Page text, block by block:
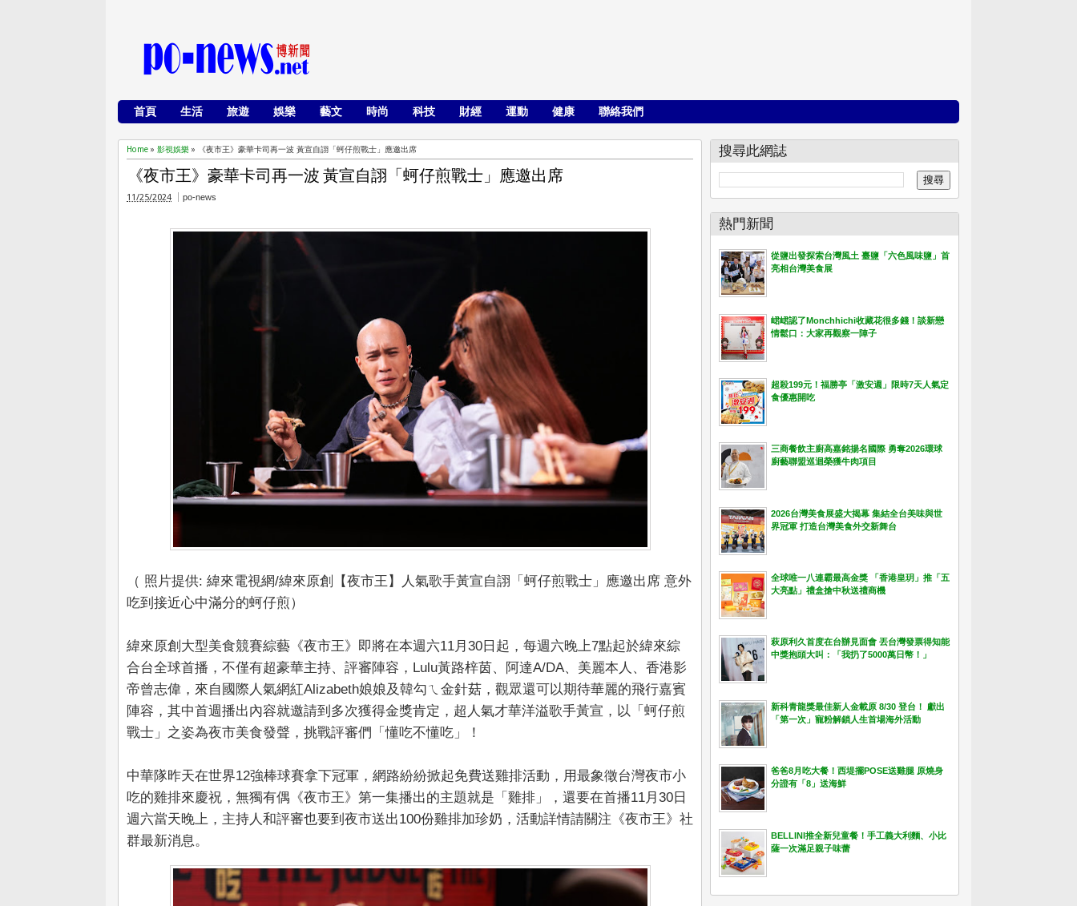
首頁 生活 旅遊 娛樂 藝文 時尚 科技 財經 運動 健康 聯絡我們
Home » 影視娛樂 » 《夜市王》豪華卡司再一波 黃宣自詡「蚵仔煎戰士」應邀出席
《夜市王》豪華卡司再一波 黃宣自詡「蚵仔煎戰士」應邀出席
11/25/2024 po-news
（ 照片提供: 緯來電視網/緯來原創【夜市王】人氣歌手黃宣自詡「蚵仔煎戰士」應邀出席 意外
吃到接近心中滿分的蚵仔煎）
緯來原創大型美食競賽綜藝《夜市王》即將在本週六11月30日起，每週六晚上7點起於緯來綜
合台全球首播，不僅有超豪華主持、評審陣容，Lulu黃路梓茵、阿達A/DA、美麗本人、香港影
帝曾志偉，來自國際人氣網紅Alizabeth娘娘及韓勾ㄟ金針菇，觀眾還可以期待華麗的飛行嘉賓
陣容，其中首週播出內容就邀請到多次獲得金獎肯定，超人氣才華洋溢歌手黃宣，以「蚵仔煎
戰士」之姿為夜市美食發聲，挑戰評審們「懂吃不懂吃」！
中華隊昨天在世界12強棒球賽拿下冠軍，網路紛紛掀起免費送雞排活動，用最象徵台灣夜市小
吃的雞排來慶祝，無獨有偶《夜市王》第一集播出的主題就是「雞排」，還要在首播11月30日
週六當天晚上，主持人和評審也要到夜市送出100份雞排加珍奶，活動詳情請關注《夜市王》社
群最新消息。
搜尋此網誌
熱門新聞
從鹽出發探索台灣風土 臺鹽「六色風味鹽」首
亮相台灣美食展
峮峮認了Monchhichi收藏花很多錢！談新戀
情鬆口：大家再觀察一陣子
超殺199元！福勝亭「激安週」限時7天人氣定
食優惠開吃
三商餐飲主廚高嘉銘揚名國際 勇奪2026環球
廚藝聯盟巡迴榮獲牛肉項目
2026台灣美食展盛大揭幕 集結全台美味與世
界冠軍 打造台灣美食外交新舞台
全球唯一八連霸最高金獎 「香港皇玥」推「五
大亮點」禮盒搶中秋送禮商機
萩原利久首度在台辦見面會 丟台灣發票得知能
中獎抱頭大叫：「我扔了5000萬日幣！」
新科青龍獎最佳新人金載原 8/30 登台！ 獻出
「第一次」寵粉解鎖人生首場海外活動
爸爸8月吃大餐！西堤擺POSE送雞腿 原燒身
分證有「8」送海鮮
BELLINI推全新兒童餐！手工義大利麵、小比
薩一次滿足親子味蕾